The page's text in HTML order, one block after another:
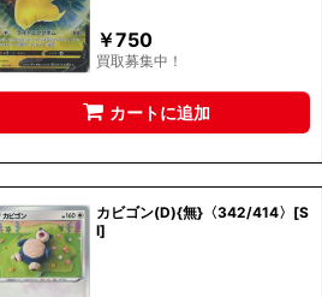
￥750
買取募集中！
カートに追加
カビゴン(D){無}〈342/414〉[S
I]